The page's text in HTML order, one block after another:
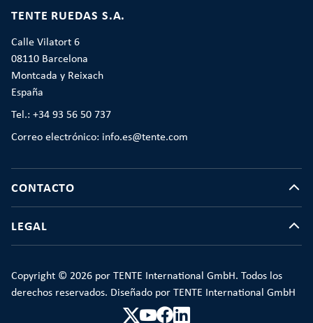
TENTE RUEDAS S.A.
Calle Vilatort 6
08110 Barcelona
Montcada y Reixach
España
Tel.: +34 93 56 50 737
Correo electrónico: info.es@tente.com
CONTACTO
LEGAL
Copyright © 2026 por TENTE International GmbH. Todos los
derechos reservados. Diseñado por TENTE International GmbH